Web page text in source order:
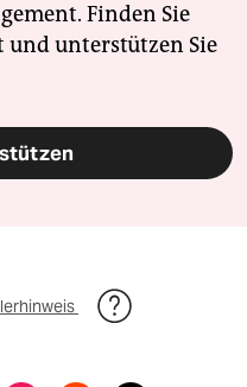
Finden Sie
und unterstützen Sie